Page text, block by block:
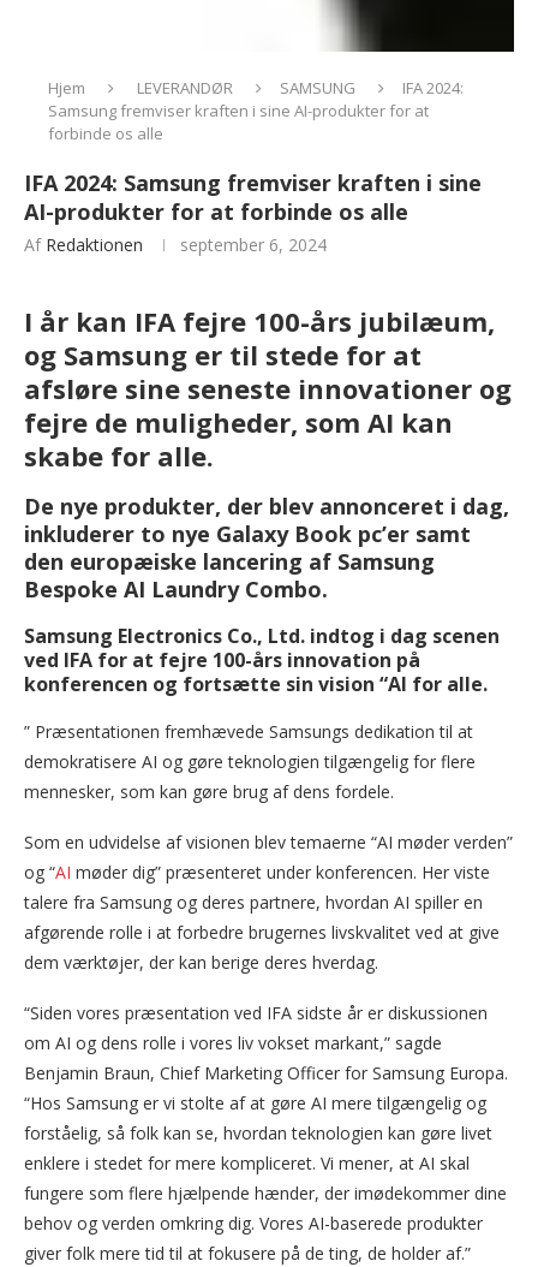
Hjem LEVERANDØR SAMSUNG
IFA 2024:
Samsung fremviser kraften i sine AI-produkter for at
forbinde os alle
IFA 2024: Samsung fremviser kraften i sine
AI-produkter for at forbinde os alle
Af Redaktionen september 6, 2024
I år kan IFA fejre 100-års jubilæum,
og Samsung er til stede for at
afsløre sine seneste innovationer og
fejre de muligheder, som AI kan
skabe for alle.
De nye produkter, der blev annonceret i dag,
inkluderer to nye Galaxy Book pc’er samt
den europæiske lancering af Samsung
Bespoke AI Laundry Combo.
Samsung Electronics Co., Ltd. indtog i dag scenen
ved IFA for at fejre 100-års innovation på
konferencen og fortsætte sin vision “AI for alle.
” Præsentationen fremhævede Samsungs dedikation til at
demokratisere AI og gøre teknologien tilgængelig for flere
mennesker, som kan gøre brug af dens fordele.
Som en udvidelse af visionen blev temaerne “AI møder verden”
og “AI møder dig” præsenteret under konferencen. Her viste
talere fra Samsung og deres partnere, hvordan AI spiller en
afgørende rolle i at forbedre brugernes livskvalitet ved at give
dem værktøjer, der kan berige deres hverdag.
“Siden vores præsentation ved IFA sidste år er diskussionen
om AI og dens rolle i vores liv vokset markant,” sagde
Benjamin Braun, Chief Marketing Officer for Samsung Europa.
“Hos Samsung er vi stolte af at gøre AI mere tilgængelig og
forståelig, så folk kan se, hvordan teknologien kan gøre livet
enklere i stedet for mere kompliceret. Vi mener, at AI skal
fungere som flere hjælpende hænder, der imødekommer dine
behov og verden omkring dig. Vores AI-baserede produkter
giver folk mere tid til at fokusere på de ting, de holder af.”